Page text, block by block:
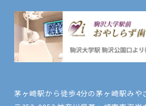
茅ヶ崎駅から徒歩4分の茅ヶ崎駅みや